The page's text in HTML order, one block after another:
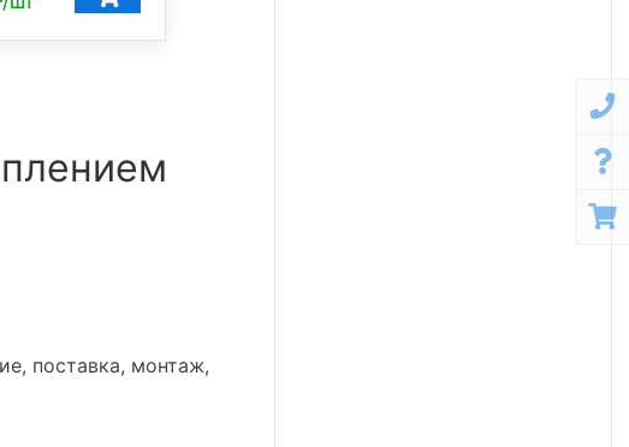
поставка, монтаж,